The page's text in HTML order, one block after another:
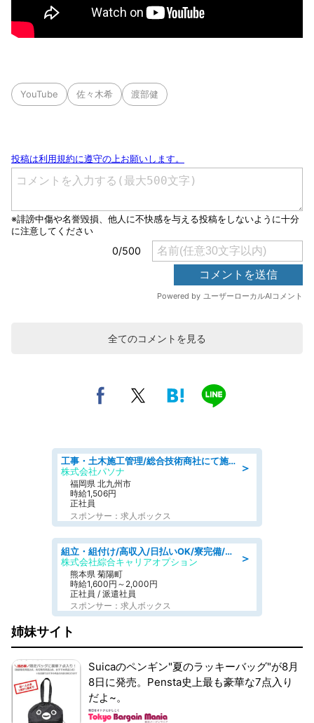
YouTube 佐々木希 渡部健
全てのコメントを見る
＞
工事・土木施工管理/総合技術商社にて施工管理のお仕事/即日勤務可/車通勤可/工事・土木施工管理/生産・品質管理
株式会社パソナ
福岡県 北九州市
時給1,506円
正社員
スポンサー：求人ボックス
＞
組立・組付け/高収入/日払いOK/寮完備/交替制/20・30・40代活躍中
株式会社綜合キャリアオプション
熊本県 菊陽町
時給1,600円～2,000円
正社員 / 派遣社員
スポンサー：求人ボックス
姉妹サイト
Suicaのペンギン"夏のラッキーバッグ"が8月
8日に発売。Pensta史上最も豪華な7点入り
だよ~。